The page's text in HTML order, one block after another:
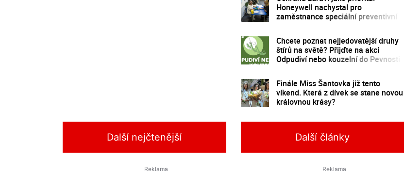
Honeywell nachystal pro
zaměstnance speciální preventivní
Chcete poznat nejjedovatější druhy
štírů na světě? Přijďte na akci
Odpudiví nebo kouzelní do Pevnosti
Finále Miss Šantovka již tento
víkend. Která z dívek se stane novou
královnou krásy?
Další nejčtenější Další články